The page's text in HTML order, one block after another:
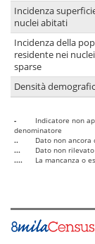
Incidenza
nuclei abitati
Incidenza della
residente nei
sparse
Densità
-
Indicatore non
denominatore
..
Dato non ancora
...
Dato non rilevato
....
La mancanza o